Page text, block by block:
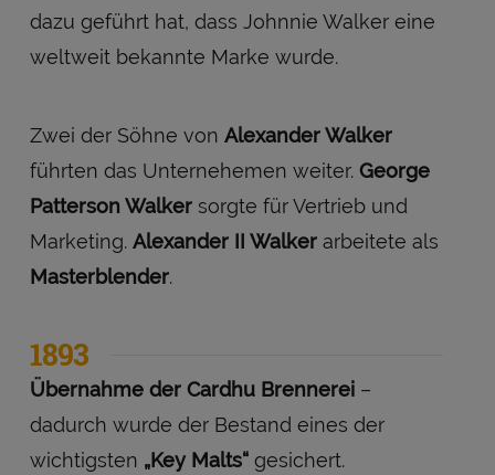
dazu geführt hat, dass Johnnie Walker eine
weltweit bekannte Marke wurde.
Zwei der Söhne von Alexander Walker
führten das Unternehemen weiter. George
Patterson Walkersorgte für Vertrieb und
Marketing. Alexander II Walkerarbeitete als
Masterblender.
1893
Übernahme der Cardhu Brennerei –
dadurch wurde der Bestand eines der
wichtigsten „Key Malts“gesichert.